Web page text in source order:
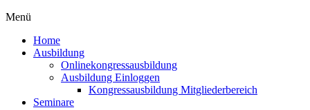
Menü
Home
Ausbildung
Onlinekongressausbildung
Ausbildung Einloggen
Kongressausbildung Mitgliederbereich
Seminare